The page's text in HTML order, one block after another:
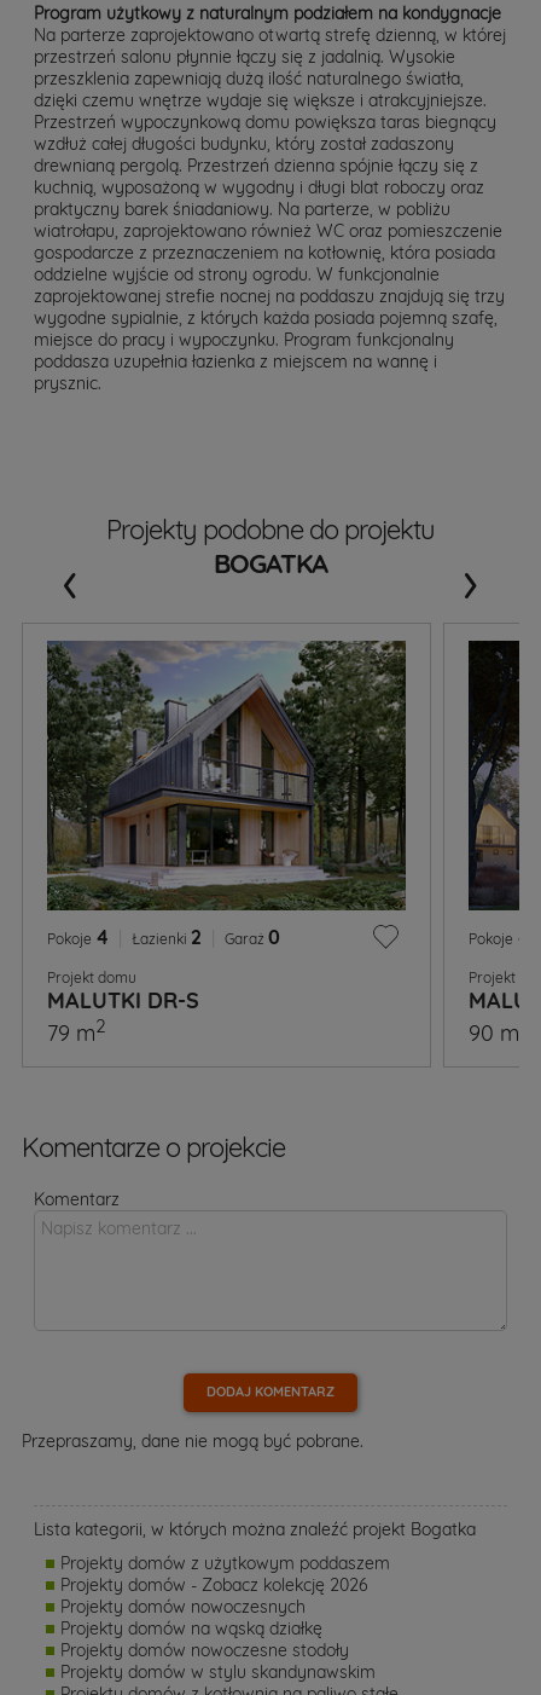
Program użytkowy z naturalnym podziałem na kondygnacje
Na parterze zaprojektowano otwartą strefę dzienną, w której
przestrzeń salonu płynnie łączy się z jadalnią. Wysokie
przeszklenia zapewniają dużą ilość naturalnego światła,
dzięki czemu wnętrze wydaje się większe i atrakcyjniejsze.
Przestrzeń wypoczynkową domu powiększa taras biegnący
wzdłuż całej długości budynku, który został zadaszony
drewnianą pergolą. Przestrzeń dzienna spójnie łączy się z
kuchnią, wyposażoną w wygodny i długi blat roboczy oraz
praktyczny barek śniadaniowy. Na parterze, w pobliżu
wiatrołapu, zaprojektowano również WC oraz pomieszczenie
gospodarcze z przeznaczeniem na kotłownię, która posiada
oddzielne wyjście od strony ogrodu. W funkcjonalnie
zaprojektowanej strefie nocnej na poddaszu znajdują się trzy
wygodne sypialnie, z których każda posiada pojemną szafę,
miejsce do pracy i wypoczynku. Program funkcjonalny
poddasza uzupełnia łazienka z miejscem na wannę i
prysznic.
Projekty podobne do projektu
BOGATKA
Pokoje 4 Łazienki 2 Garaż 0
Projekt domu
MALUTKI DR-S
79 m2
Pokoje 4
Projekt
90 m
‹ ›
Komentarze o projekcie
Komentarz
DODAJ KOMENTARZ
Przepraszamy, dane nie mogą być pobrane.
Lista kategorii, w których można znaleźć projekt Bogatka
Projekty domów z użytkowym poddaszem
Projekty domów - Zobacz kolekcję 2026
Projekty domów nowoczesnych
Projekty domów na wąską działkę
Projekty domów nowoczesne stodoły
Projekty domów w stylu skandynawskim